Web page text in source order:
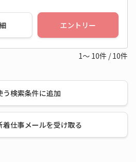
エントリー
1～ 10件 / 10件
う検索条件に追加
着仕事メールを受け取る